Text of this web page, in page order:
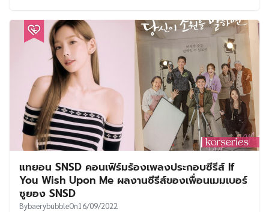
แทยอน SNSD คอนเฟิร์มร้องเพลงประกอบซีรีส์ If
You Wish Upon Me ผลงานซีรีส์ของเพื่อนเมมเบอร์
ซูยอง SNSD
BybaerybubbleOn16/09/2022